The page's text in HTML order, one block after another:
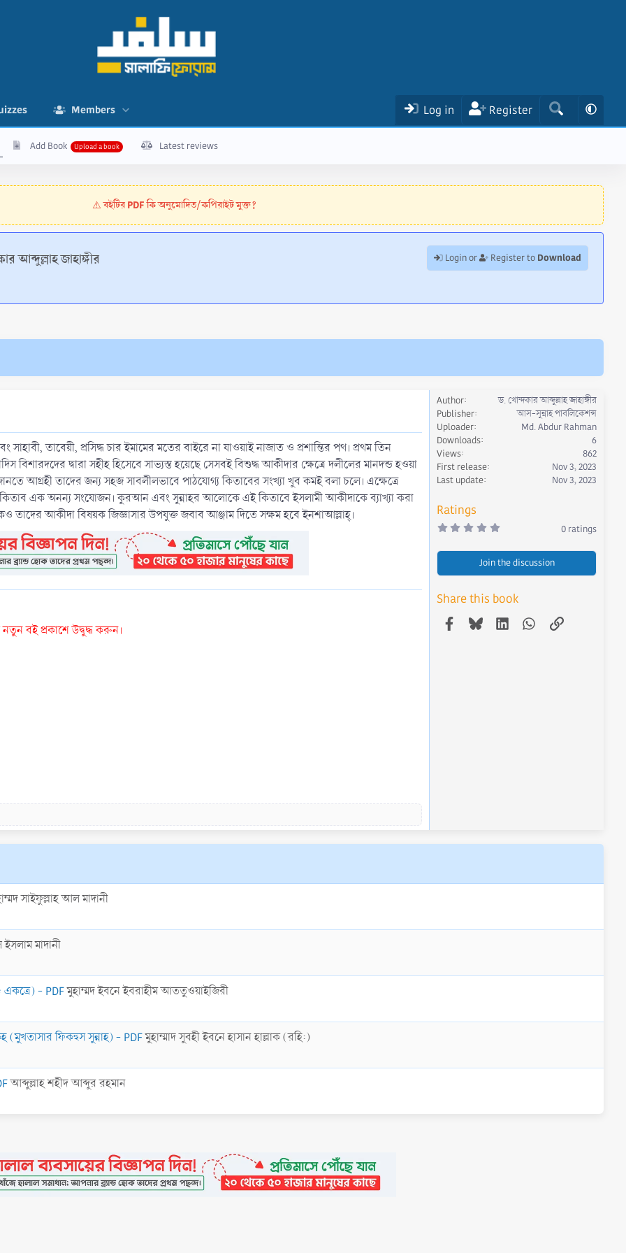
Members Log in Register
Add Book Latest reviews
⚠️বইটির PDF কি অনুমোদিত/কপিরাইট মুক্ত?
আব্দুল্লাহ জাহাঙ্গীর Login or Register to Download
তাবেয়ী, প্রসিদ্ধ চার ইমামের মতের বাইরে না যাওয়াই নাজাত ও প্রশান্তির পথ। প্রথম তিন
বিশারদদের দ্বারা সহীহ হিসেবে সাভ্যস্ত হয়েছে সেসবই বিশুদ্ধ আকীদার ক্ষেত্রে দলীলের মানদন্ড হওয়া
আগ্রহী তাদের জন্য সহজ সাবলীলভাবে পাঠযোগ্য কিতাবের সংখ্যা খুব কমই বলা চলে। এক্ষেত্রে
কিতাব এক অনন্য সংযোজন। কুরআন এবং সুন্নাহর আলোকে এই কিতাবে ইসলামী আকীদাকে ব্যাখ্যা করা
তাদের আকীদা বিষয়ক জিজ্ঞাসার উপযুক্ত জবাব আঞ্জাম দিতে সক্ষম হবে ইনশাআল্লাহ্‌।
বই প্রকাশে উদ্বুদ্ধ করুন।
Author
ড. খোন্দকার আব্দুল্লাহ জাহাঙ্গীর
Publisher
আস-সুন্নাহ পাবলিকেশন্স
Uploader
Md. Abdur Rahman
Downloads
6
Views
862
First release
Nov 3, 2023
Last update
Nov 3, 2023
Ratings
0
0
s
(
)
0 ratings
Join the discussion
Share this book
Facebook
BlueskyLinkedInWhatsApp
Link
সাইফুল্লাহ আল মাদানী
মাদানী
- PDFমুহাম্মদ ইবনে ইবরাহীম আততুওয়াইজিরী
ফিকহুস সুন্নাহ) - PDFমুহাম্মাদ সুবহী ইবনে হাসান হাল্লাক (রহি:)
আব্দুল্লাহ শহীদ আব্দুর রহমান